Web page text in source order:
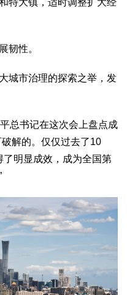
特大镇，适时调整扩大经
性。
市治理的探索之举，发
总书记在这次会上盘点成
解的。仅仅过去了10
了明显成效，成为全国第